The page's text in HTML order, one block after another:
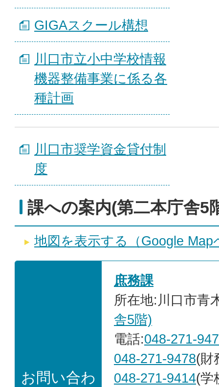
GIGAスクール構想
川口市立小中学校情報
機器整備事業に係る各
種計画
川口市奨学資金貸付制
度
課への案内(第二本庁舎5
地図を表示する（Google Map
お問い合わ
庶務課
所在地:川口市青
舎5階)
電話:048-271-
048-271-9478(財
048-271-9414(学